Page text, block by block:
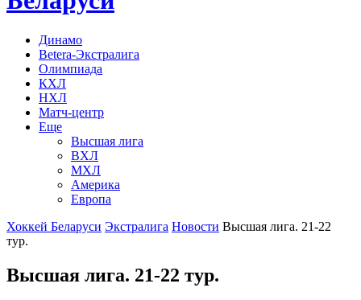
Динамо
Betera-Экстралига
Олимпиада
КХЛ
НХЛ
Матч-центр
Еще
Высшая лига
ВХЛ
МХЛ
Америка
Европа
Хоккей Беларуси Экстралига Новости Высшая лига. 21-22
тур.
Высшая лига. 21-22 тур.